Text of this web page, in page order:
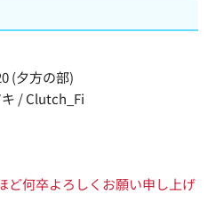
(夕方の部)
/ Clutch_Fi
ど何卒よろしくお願い申し上げ